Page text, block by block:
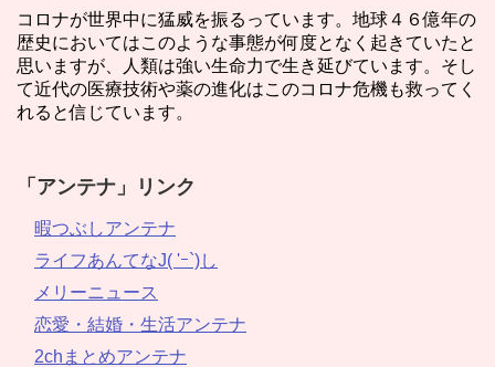
コロナが世界中に猛威を振るっています。地球４６億年の
歴史においてはこのような事態が何度となく起きていたと
思いますが、人類は強い生命力で生き延びています。そし
て近代の医療技術や薬の進化はこのコロナ危機も救ってく
れると信じています。
「アンテナ」リンク
暇つぶしアンテナ
ライフあんてなJ( 'ｰ`)し
メリーニュース
恋愛・結婚・生活アンテナ
2chまとめアンテナ